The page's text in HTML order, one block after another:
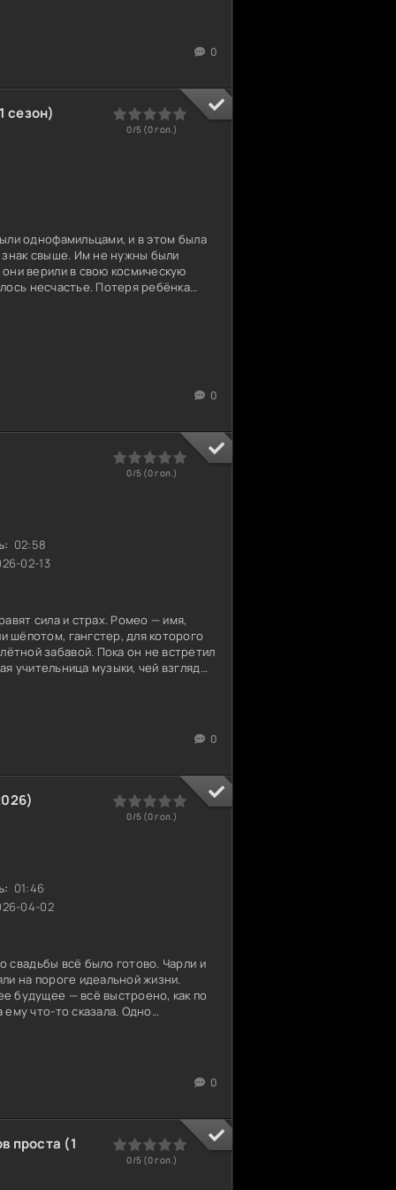
0
сезон)
однофамильцами, и в этом была
знак свыше. Им не нужны были
верили в свою космическую
несчастье. Потеря ребёнка
0
0 4 5
0/5 (0гол.)
02:58
02-13
сила и страх. Ромео — имя,
шёпотом, гангстер, для которого
забавой. Пока он не встретил
учительница музыки, чей взгляд
0
4 5
0/5 (0гол.)
01:46
04-02
свадьбы всё было готово. Чарли и
на пороге идеальной жизни.
будущее — всё выстроено, как по
ему что-то сказала. Одно
между ними стоит эта правда.
0
0 4 5
0/5 (0гол.)
проста (1
0 1 4 5
0/5 (0гол.)